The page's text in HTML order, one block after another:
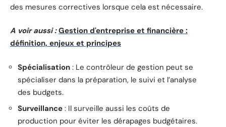
des mesures correctives lorsque cela est nécessaire.
A voir aussi : Gestion d'entreprise et financière :
définition, enjeux et principes
Spécialisation : Le contrôleur de gestion peut se
spécialiser dans la préparation, le suivi et l’analyse
des budgets.
Surveillance : Il surveille aussi les coûts de
production pour éviter les dérapages budgétaires.